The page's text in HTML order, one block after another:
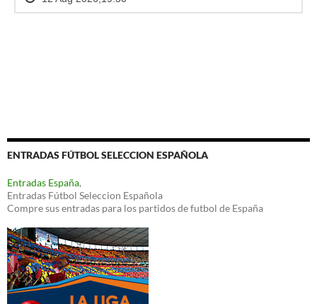
ENTRADAS FÚTBOL SELECCION ESPAÑOLA
Entradas España,
Entradas Fútbol Seleccion Española
Compre sus entradas para los partidos de futbol de España